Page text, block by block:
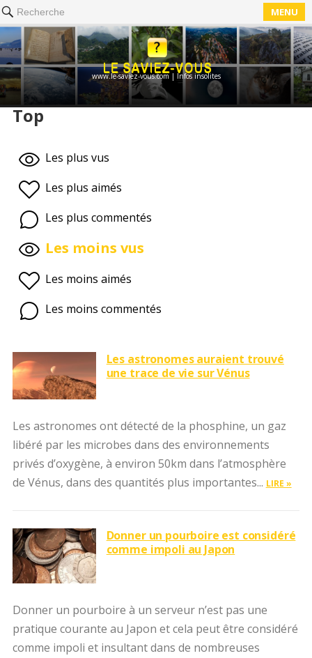
Recherche MENU
www.le-saviez-vous.com | Infos insolites
Top
Les plus vus
Les plus aimés
Les plus commentés
Les moins vus
Les moins aimés
Les moins commentés
Les astronomes auraient trouvé
une trace de vie sur Vénus
Les astronomes ont détecté de la phosphine, un gaz
libéré par les microbes dans des environnements
privés d’oxygène, à environ 50km dans l’atmosphère
de Vénus, dans des quantités plus importantes... LIRE »
Donner un pourboire est considéré
comme impoli au Japon
Donner un pourboire à un serveur n’est pas une
pratique courante au Japon et cela peut être considéré
comme impoli et insultant dans de nombreuses